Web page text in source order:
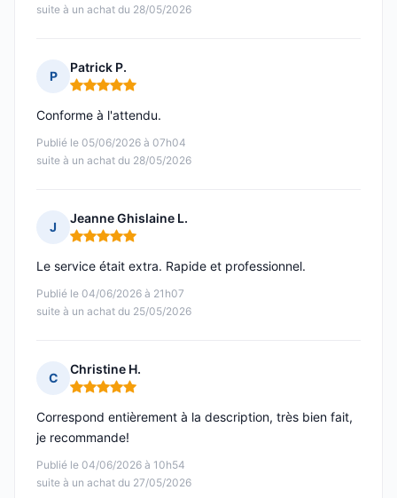
suite à un achat du 28/05/2026
P
Patrick P.
Note : 5 sur 5
Publié le 05/06/2026 à 07h04
suite à un achat du 28/05/2026
Conforme à l'attendu.
J
Jeanne Ghislaine L.
Note : 5 sur 5
Publié le 04/06/2026 à 21h07
suite à un achat du 25/05/2026
Le service était extra. Rapide et professionnel.
C
Christine H.
Note : 5 sur 5
Publié le 04/06/2026 à 10h54
suite à un achat du 27/05/2026
Correspond entièrement à la description, très bien fait,
je recommande!